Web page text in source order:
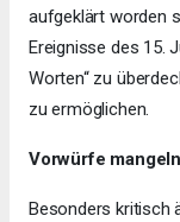
aufgeklärt worden
Ereignisse des 15.
Worten“ zu
zu ermöglichen.
Vorwürfe
Besonders kritisch